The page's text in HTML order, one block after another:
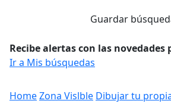
Guardar
Recibe alertas con las novedades
Ir a Mis búsquedas
HomeZona Vislble Dibujar tu